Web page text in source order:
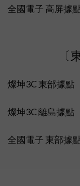
全國電子 高屏據
〔
燦坤3C 東部據點
燦坤3C 離島據點
全國電子 東部據